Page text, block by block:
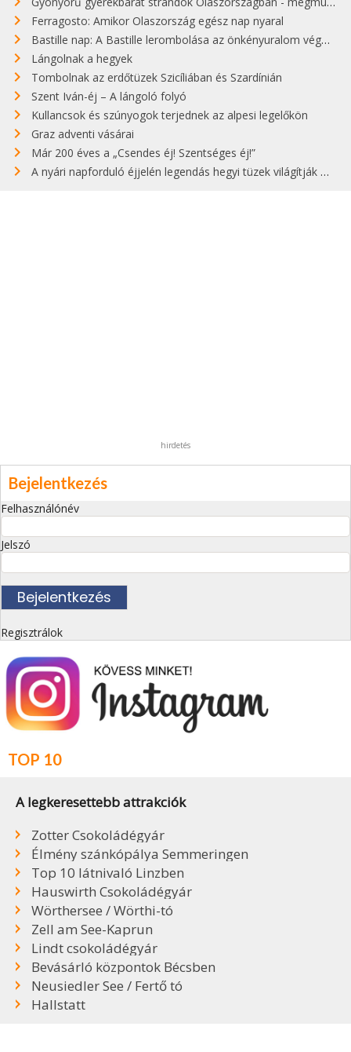
Ferragosto: Amikor Olaszország egész nap nyaral
Bastille nap: A Bastille lerombolása az önkényuralom végét jelentette
Lángolnak a hegyek
Tombolnak az erdőtüzek Szicíliában és Szardínián
Szent Iván-éj – A lángoló folyó
Kullancsok és szúnyogok terjednek az alpesi legelőkön
Graz adventi vásárai
Már 200 éves a „Csendes éj! Szentséges éj!”
A nyári napforduló éjjelén legendás hegyi tüzek világítják meg Zugspitzét
hirdetés
Bejelentkezés
Felhasználónév
Jelszó
Regisztrálok
TOP 10
A legkeresettebb attrakciók
Zotter Csokoládégyár
Élmény szánkópálya Semmeringen
Top 10 látnivaló Linzben
Hauswirth Csokoládégyár
Wörthersee / Wörthi-tó
Zell am See-Kaprun
Lindt csokoládégyár
Bevásárló központok Bécsben
Neusiedler See / Fertő tó
Hallstatt